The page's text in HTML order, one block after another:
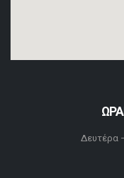
Δευτέρα